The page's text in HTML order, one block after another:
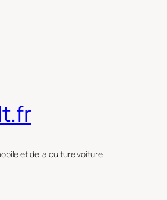
et de la culture voiture